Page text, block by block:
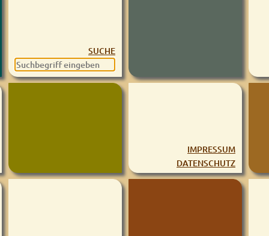
SUCHE
IMPRESSUM
DATENSCHUTZ